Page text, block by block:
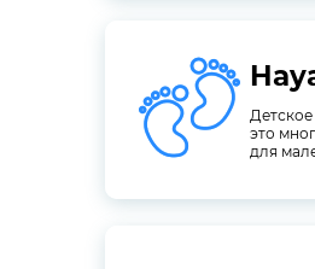
это
для
это
для